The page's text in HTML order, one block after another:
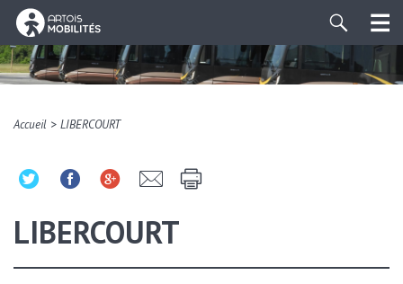
Accueil > LIBERCOURT
LIBERCOURT